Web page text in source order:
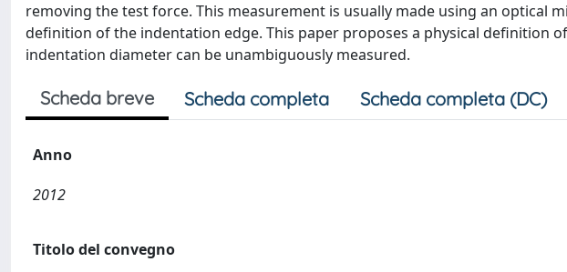
removing the test force. This measurement is usually made using an optical
definition of the indentation edge. This paper proposes a physical definition
indentation diameter can be unambiguously measured.
Scheda breve Scheda completa Scheda completa (DC)
Anno
2012
Titolo del convegno